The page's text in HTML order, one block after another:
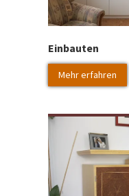
Einbauten
Mehr erfahren